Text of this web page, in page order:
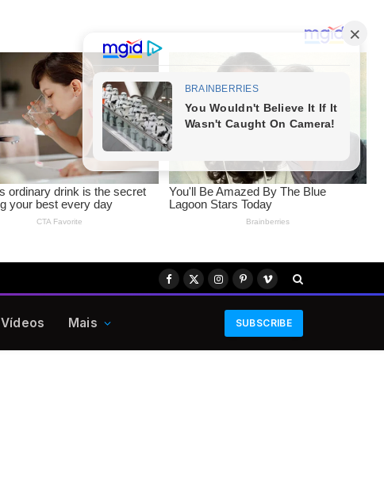
Facebook
X
Instagram
PinterestVimeo
Vídeos Mais SUBSCRIBE